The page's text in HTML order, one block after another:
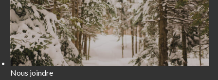
Nous joindre